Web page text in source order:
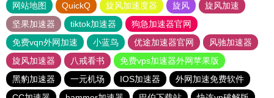
网站地图 QuickQ 旋风加速度器 旋风
旋风加速
坚果加速器
tiktok加速器
狗急加速器官网
免费vqn外网加速
小蓝鸟 优途加速器官网
风驰加速器
旋风加速器
八戒看书
免费vps加速器外网苹果版
黑豹加速器
一元机场 IOS加速器
外网加速免费软件